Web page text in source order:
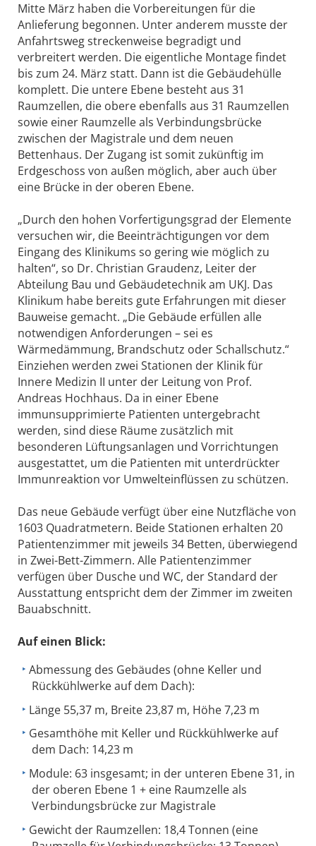
Mitte März haben die Vorbereitungen für die
Anlieferung begonnen. Unter anderem musste der
Anfahrtsweg streckenweise begradigt und
verbreitert werden. Die eigentliche Montage findet
bis zum 24. März statt. Dann ist die Gebäudehülle
komplett. Die untere Ebene besteht aus 31
Raumzellen, die obere ebenfalls aus 31 Raumzellen
sowie einer Raumzelle als Verbindungsbrücke
zwischen der Magistrale und dem neuen
Bettenhaus. Der Zugang ist somit zukünftig im
Erdgeschoss von außen möglich, aber auch über
eine Brücke in der oberen Ebene.
„Durch den hohen Vorfertigungsgrad der Elemente
versuchen wir, die Beeinträchtigungen vor dem
Eingang des Klinikums so gering wie möglich zu
halten“, so Dr. Christian Graudenz, Leiter der
Abteilung Bau und Gebäudetechnik am UKJ. Das
Klinikum habe bereits gute Erfahrungen mit dieser
Bauweise gemacht. „Die Gebäude erfüllen alle
notwendigen Anforderungen – sei es
Wärmedämmung, Brandschutz oder Schallschutz.“
Einziehen werden zwei Stationen der Klinik für
Innere Medizin II unter der Leitung von Prof.
Andreas Hochhaus. Da in einer Ebene
immunsupprimierte Patienten untergebracht
werden, sind diese Räume zusätzlich mit
besonderen Lüftungsanlagen und Vorrichtungen
ausgestattet, um die Patienten mit unterdrückter
Immunreaktion vor Umwelteinflüssen zu schützen.
Das neue Gebäude verfügt über eine Nutzfläche von
1603 Quadratmetern. Beide Stationen erhalten 20
Patientenzimmer mit jeweils 34 Betten, überwiegend
in Zwei-Bett-Zimmern. Alle Patientenzimmer
verfügen über Dusche und WC, der Standard der
Ausstattung entspricht dem der Zimmer im zweiten
Bauabschnitt.
Auf einen Blick:
Abmessung des Gebäudes (ohne Keller und
Rückkühlwerke auf dem Dach):
Länge 55,37 m, Breite 23,87 m, Höhe 7,23 m
Gesamthöhe mit Keller und Rückkühlwerke auf
dem Dach: 14,23 m
Module: 63 insgesamt; in der unteren Ebene 31, in
der oberen Ebene 1 + eine Raumzelle als
Verbindungsbrücke zur Magistrale
Gewicht der Raumzellen: 18,4 Tonnen (eine